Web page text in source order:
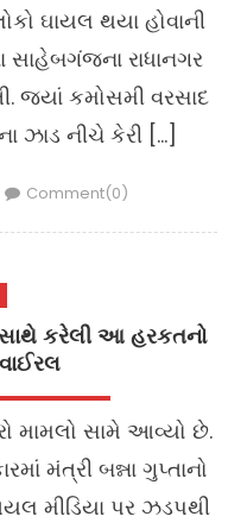
ઘાયલ થયા હોવાની
સાહેબગંજના રાધાનગર
જ્યાં કમોસમી વરસાદ
નીચે કેરી […]
Comment(0)
સાથે કરેલી આ હરકતનો
મામલો સામે આવ્યો છે.
મંત્રી બન્ના ગુપ્તાનો
મીડિયા પર ઝડપથી